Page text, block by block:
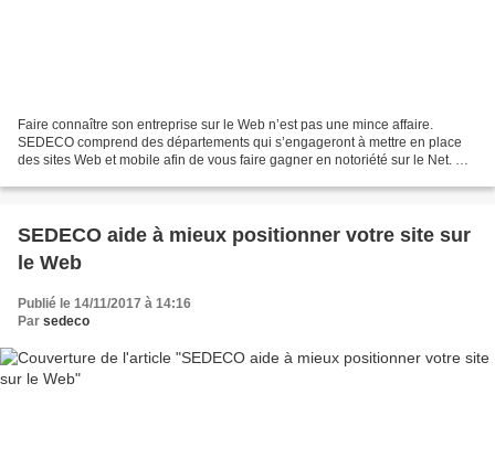
Faire connaître son entreprise sur le Web n’est pas une mince affaire.
SEDECO comprend des départements qui s’engageront à mettre en place
des sites Web et mobile afin de vous faire gagner en notoriété sur le Net. De
SEDECO aide à mieux positionner votre site sur
le Web
Publié le 14/11/2017 à 14:16
Par sedeco